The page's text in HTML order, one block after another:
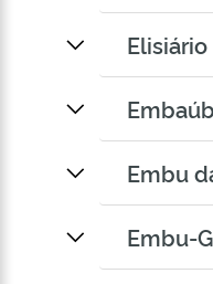
Elisiário
Embu
Embu-